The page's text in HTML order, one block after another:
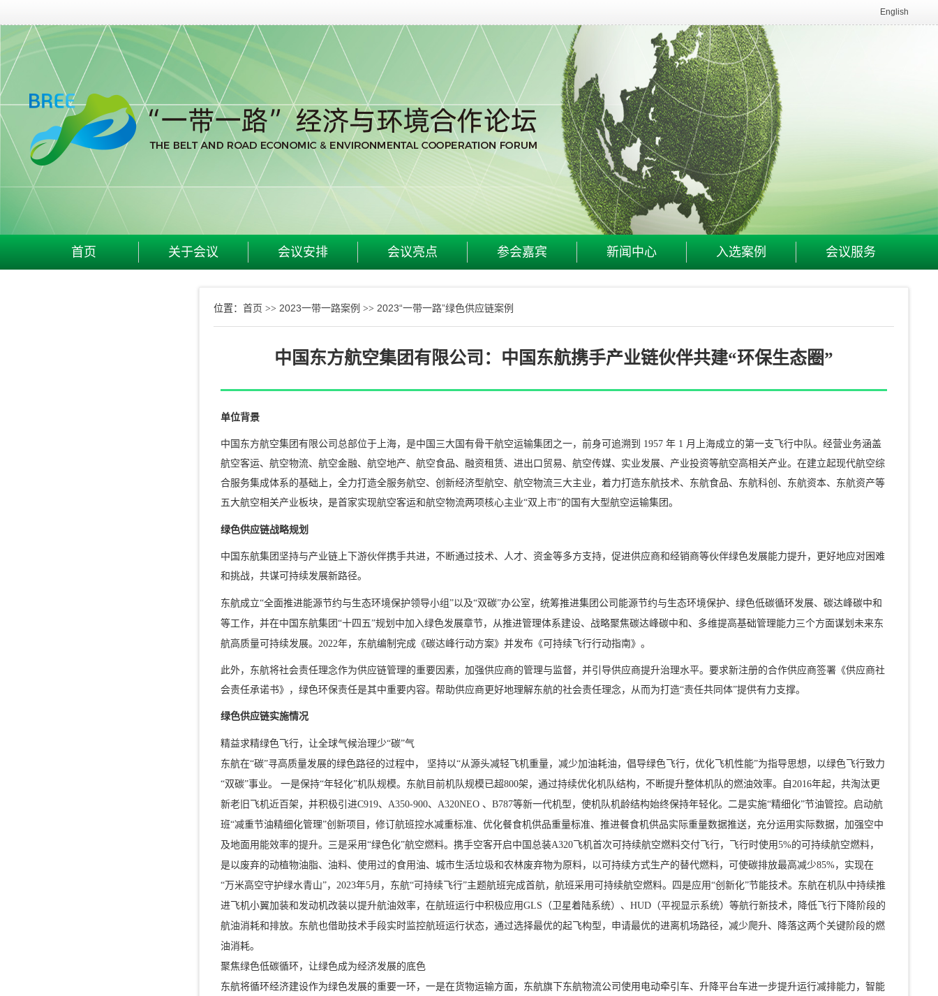
English
首页 关于会议 会议安排 会议亮点 参会嘉宾 新闻中心 入选案例 会议服务
位置： 首页 >> 2023一带一路案例 >> 2023“一带一路”绿色供应链案例
中国东方航空集团有限公司：中国东航携手产业链伙伴共建“环保生态圈”
单位背景
中国东方航空集团有限公司总部位于上海，是中国三大国有骨干航空运输集团之一，前身可追溯到 1957 年 1 月上海成立的第一支飞行中队。经营业务涵盖
航空客运、航空物流、航空金融、航空地产、航空食品、融资租赁、进出口贸易、航空传媒、实业发展、产业投资等航空高相关产业。在建立起现代航空综
合服务集成体系的基础上，全力打造全服务航空、创新经济型航空、航空物流三大主业，着力打造东航技术、东航食品、东航科创、东航资本、东航资产等
五大航空相关产业板块，是首家实现航空客运和航空物流两项核心主业“双上市”的国有大型航空运输集团。
绿色供应链战略规划
中国东航集团坚持与产业链上下游伙伴携手共进，不断通过技术、人才、资金等多方支持，促进供应商和经销商等伙伴绿色发展能力提升，更好地应对困难
和挑战，共谋可持续发展新路径。
东航成立“全面推进能源节约与生态环境保护领导小组”以及“双碳”办公室，统筹推进集团公司能源节约与生态环境保护、绿色低碳循环发展、碳达峰碳中和
等工作，并在中国东航集团“十四五”规划中加入绿色发展章节，从推进管理体系建设、战略聚焦碳达峰碳中和、多维提高基础管理能力三个方面谋划未来东
航高质量可持续发展。2022年，东航编制完成《碳达峰行动方案》并发布《可持续飞行行动指南》。
此外，东航将社会责任理念作为供应链管理的重要因素，加强供应商的管理与监督，并引导供应商提升治理水平。要求新注册的合作供应商签署《供应商社
会责任承诺书》，绿色环保责任是其中重要内容。帮助供应商更好地理解东航的社会责任理念，从而为打造“责任共同体”提供有力支撑。
绿色供应链实施情况
精益求精绿色飞行，让全球气候治理少“碳”气
东航在“碳”寻高质量发展的绿色路径的过程中， 坚持以“从源头减轻飞机重量，减少加油耗油，倡导绿色飞行，优化飞机性能”为指导思想，以绿色飞行致力
“双碳”事业。 一是保持“年轻化”机队规模。东航目前机队规模已超800架，通过持续优化机队结构，不断提升整体机队的燃油效率。自2016年起，共淘汰更
新老旧飞机近百架，并积极引进C919、A350-900、A320NEO 、B787等新一代机型，使机队机龄结构始终保持年轻化。二是实施“精细化”节油管控。启动航
班“减重节油精细化管理”创新项目，修订航班控水减重标准、优化餐食机供品重量标准、推进餐食机供品实际重量数据推送，充分运用实际数据，加强空中
及地面用能效率的提升。三是采用“绿色化”航空燃料。携手空客开启中国总装A320飞机首次可持续航空燃料交付飞行，飞行时使用5%的可持续航空燃料，
是以废弃的动植物油脂、油料、使用过的食用油、城市生活垃圾和农林废弃物为原料，以可持续方式生产的替代燃料，可使碳排放最高减少85%，实现在
“万米高空守护绿水青山”，2023年5月，东航“可持续飞行”主题航班完成首航，航班采用可持续航空燃料。四是应用“创新化”节能技术。东航在机队中持续推
进飞机小翼加装和发动机改装以提升航油效率，在航班运行中积极应用GLS（卫星着陆系统）、HUD（平视显示系统）等航行新技术，降低飞行下降阶段的
航油消耗和排放。东航也借助技术手段实时监控航班运行状态，通过选择最优的起飞构型，申请最优的进离机场路径，减少爬升、降落这两个关键阶段的燃
油消耗。
聚焦绿色低碳循环，让绿色成为经济发展的底色
东航将循环经济建设作为绿色发展的重要一环，一是在货物运输方面，东航旗下东航物流公司使用电动牵引车、升降平台车进一步提升运行减排能力，智能